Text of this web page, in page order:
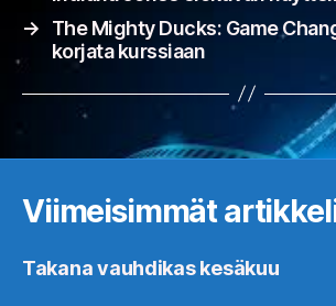
→
The Mighty Ducks: Game
korjata kurssiaan
Viimeisimmät
Takana vauhdikas kesäkuu